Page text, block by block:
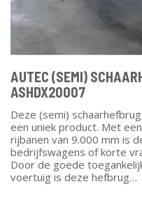
AUTEC (SEMI)
ASHDX20007
Deze (semi)
een uniek product. Met
rijbanen van 9.000 mm is
bedrijfswagens of korte
Door de goede
voertuig is deze hefbrug…